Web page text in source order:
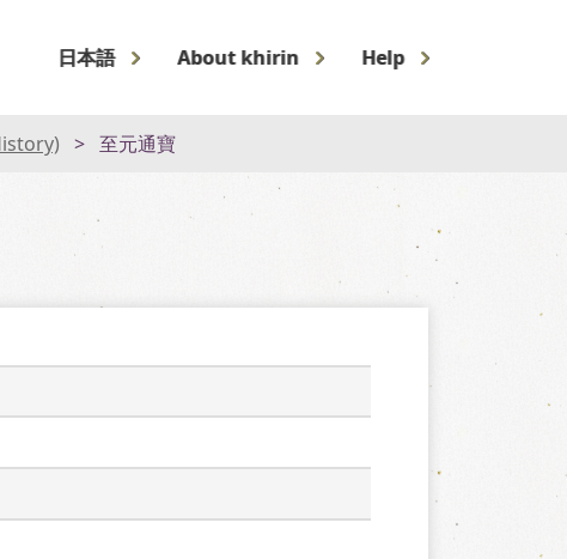
日本語 About khirin Help
至元通寶